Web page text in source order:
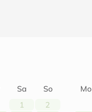
Sa
So
1
2
Mo